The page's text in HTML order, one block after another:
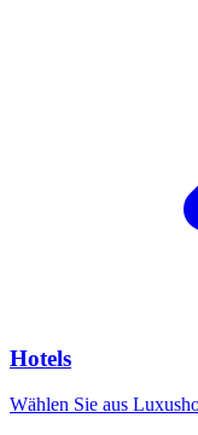
Hotels
Wählen Sie aus